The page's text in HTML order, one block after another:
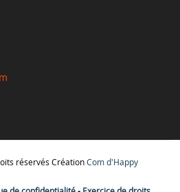
réservés CréationCom d'Happy